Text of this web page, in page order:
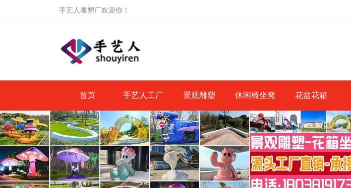
手艺人雕塑厂欢迎你！
首页 手艺人工厂 景观雕塑 休闲椅坐凳 花盆花箱